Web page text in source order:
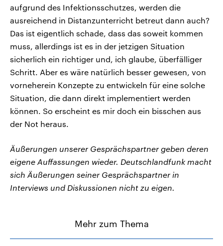
aufgrund des Infektionsschutzes, werden die
ausreichend in Distanzunterricht betreut dann auch?
Das ist eigentlich schade, dass das soweit kommen
muss, allerdings ist es in der jetzigen Situation
sicherlich ein richtiger und, ich glaube, überfälliger
Schritt. Aber es wäre natürlich besser gewesen, von
vorneherein Konzepte zu entwickeln für eine solche
Situation, die dann direkt implementiert werden
können. So erscheint es mir doch ein bisschen aus
der Not heraus.
Äußerungen unserer Gesprächspartner geben deren
eigene Auffassungen wieder. Deutschlandfunk macht
sich Äußerungen seiner Gesprächspartner in
Interviews und Diskussionen nicht zu eigen.
Mehr zum Thema